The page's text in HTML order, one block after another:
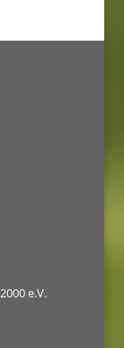
e.V.